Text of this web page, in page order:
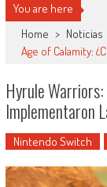
You are here
Home > Noticias
Age of Calamity:
Hyrule
Implementaron
Nintendo Switch